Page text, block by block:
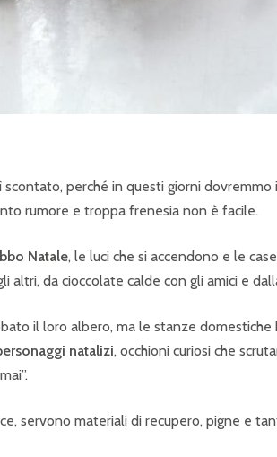
perché in questi giorni dovremmo
rumore e troppa frenesia non è facile.
Natale, le luci che si accendono e le
altri, da cioccolate calde con gli amici e
il loro albero, ma le stanze domestiche
natalizi, occhioni curiosi che
servono materiali di recupero, pigne e